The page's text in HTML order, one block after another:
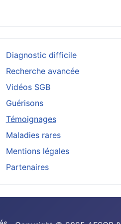
Diagnostic difficile
Recherche avancée
Vidéos SGB
Guérisons
Témoignages
Maladies rares
Mentions légales
Partenaires